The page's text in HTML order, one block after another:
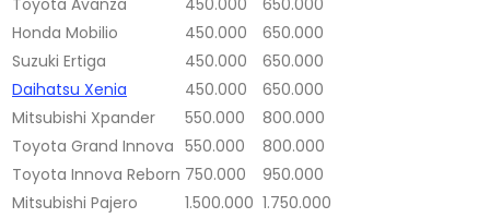
Honda Mobilio
450.000
650.000
Suzuki Ertiga
450.000
650.000
Daihatsu Xenia
450.000
650.000
Mitsubishi Xpander
550.000
800.000
Toyota Grand Innova 550.000
800.000
Toyota Innova Reborn 750.000
950.000
Mitsubishi Pajero
1.500.000 1.750.000